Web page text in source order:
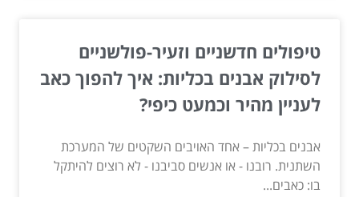
טיפולים חדשניים וזעיר-פולשניים
לסילוק אבנים בכליות: איך להפוך כאב
לעניין מהיר וכמעט כיפי?
אבנים בכליות – אחד האויבים השקטים של המערכת
השתנית. רובנו - או אנשים סביבנו - לא רוצים להיתקל
בו: כאבים...